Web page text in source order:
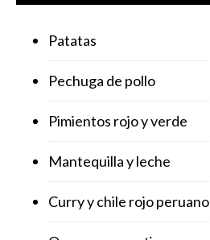
Patatas
Pechuga de pollo
Pimientos rojo y verde
Mantequilla y leche
Curry y chile rojo peruano